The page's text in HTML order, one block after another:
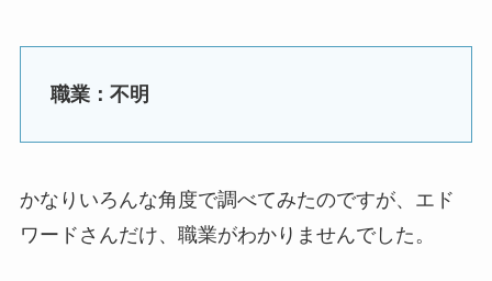
職業：不明
かなりいろんな角度で調べてみたのですが、エド
ワードさんだけ、職業がわかりませんでした。